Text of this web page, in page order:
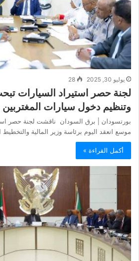
يوليو 30, 2025 28
لجنة حصر استيراد السيارات
وتنظيم دخول سيارات المغتربين
بورتسودان | برق السودان ناقشت لجنة حصر
موسع انعقد اليوم برئاسة وزير المالية والتخطيط
أكمل القراءة »